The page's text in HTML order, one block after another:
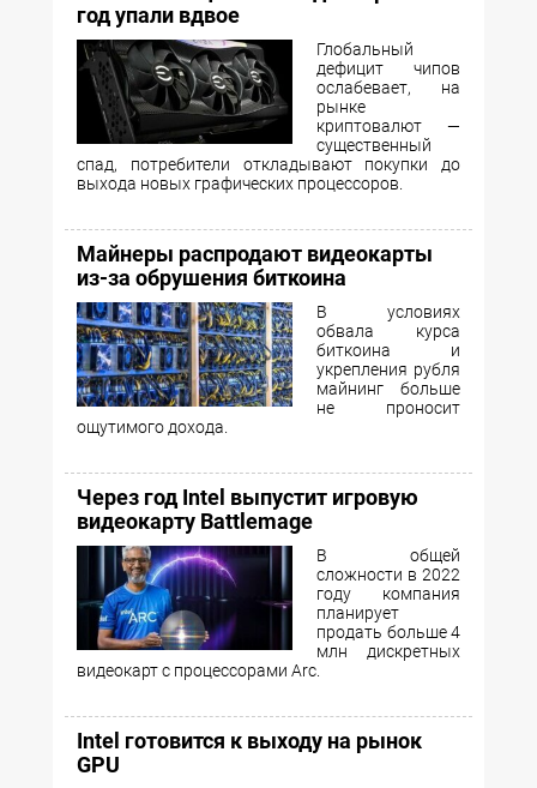
год упали вдвое
Глобальный
дефицит чипов
ослабевает, на
рынке
криптовалют —
существенный
спад, потребители откладывают покупки до
выхода новых графических процессоров.
Майнеры распродают видеокарты
из-за обрушения биткоина
В условиях
обвала курса
биткоина и
укрепления рубля
майнинг больше
не проносит
ощутимого дохода.
Через год Intel выпустит игровую
видеокарту Battlemage
В общей
сложности в 2022
году компания
планирует
продать больше 4
млн дискретных
видеокарт с процессорами Arc.
Intel готовится к выходу на рынок
GPU